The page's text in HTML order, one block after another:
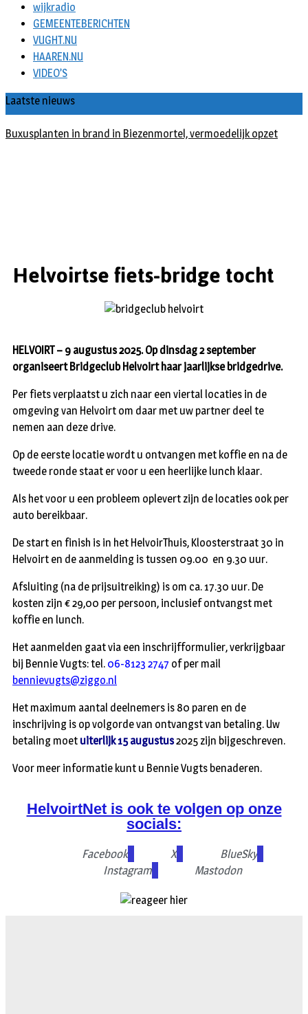
wijkradio
GEMEENTEBERICHTEN
VUGHT.NU
HAAREN.NU
VIDEO’S
Laatste nieuws
Buxusplanten in brand in Biezenmortel, vermoedelijk opzet
Helvoirtse fiets-bridge tocht
HELVOIRT – 9 augustus 2025. Op dinsdag 2 september
organiseert Bridgeclub Helvoirt haar jaarlijkse bridgedrive.
Per fiets verplaatst u zich naar een viertal locaties in de
omgeving van Helvoirt om daar met uw partner deel te
nemen aan deze drive.
Op de eerste locatie wordt u ontvangen met koffie en na de
tweede ronde staat er voor u een heerlijke lunch klaar.
Als het voor u een probleem oplevert zijn de locaties ook per
auto bereikbaar.
De start en finish is in het HelvoirThuis, Kloosterstraat 30 in
Helvoirt en de aanmelding is tussen 09.00 en 9.30 uur.
Afsluiting (na de prijsuitreiking) is om ca. 17.30 uur. De
kosten zijn € 29,00 per persoon, inclusief ontvangst met
koffie en lunch.
Het aanmelden gaat via een inschrijfformulier, verkrijgbaar
bij Bennie Vugts: tel. 06-8123 2747 of per mail
bennievugts@ziggo.nl
Het maximum aantal deelnemers is 80 paren en de
inschrijving is op volgorde van ontvangst van betaling. Uw
betaling moet uiterlijk 15 augustus2025 zijn bijgeschreven.
Voor meer informatie kunt u Bennie Vugts benaderen.
HelvoirtNet is ook te volgen op onze
socials:
Facebook X
BlueSky
Instagram
Mastodon